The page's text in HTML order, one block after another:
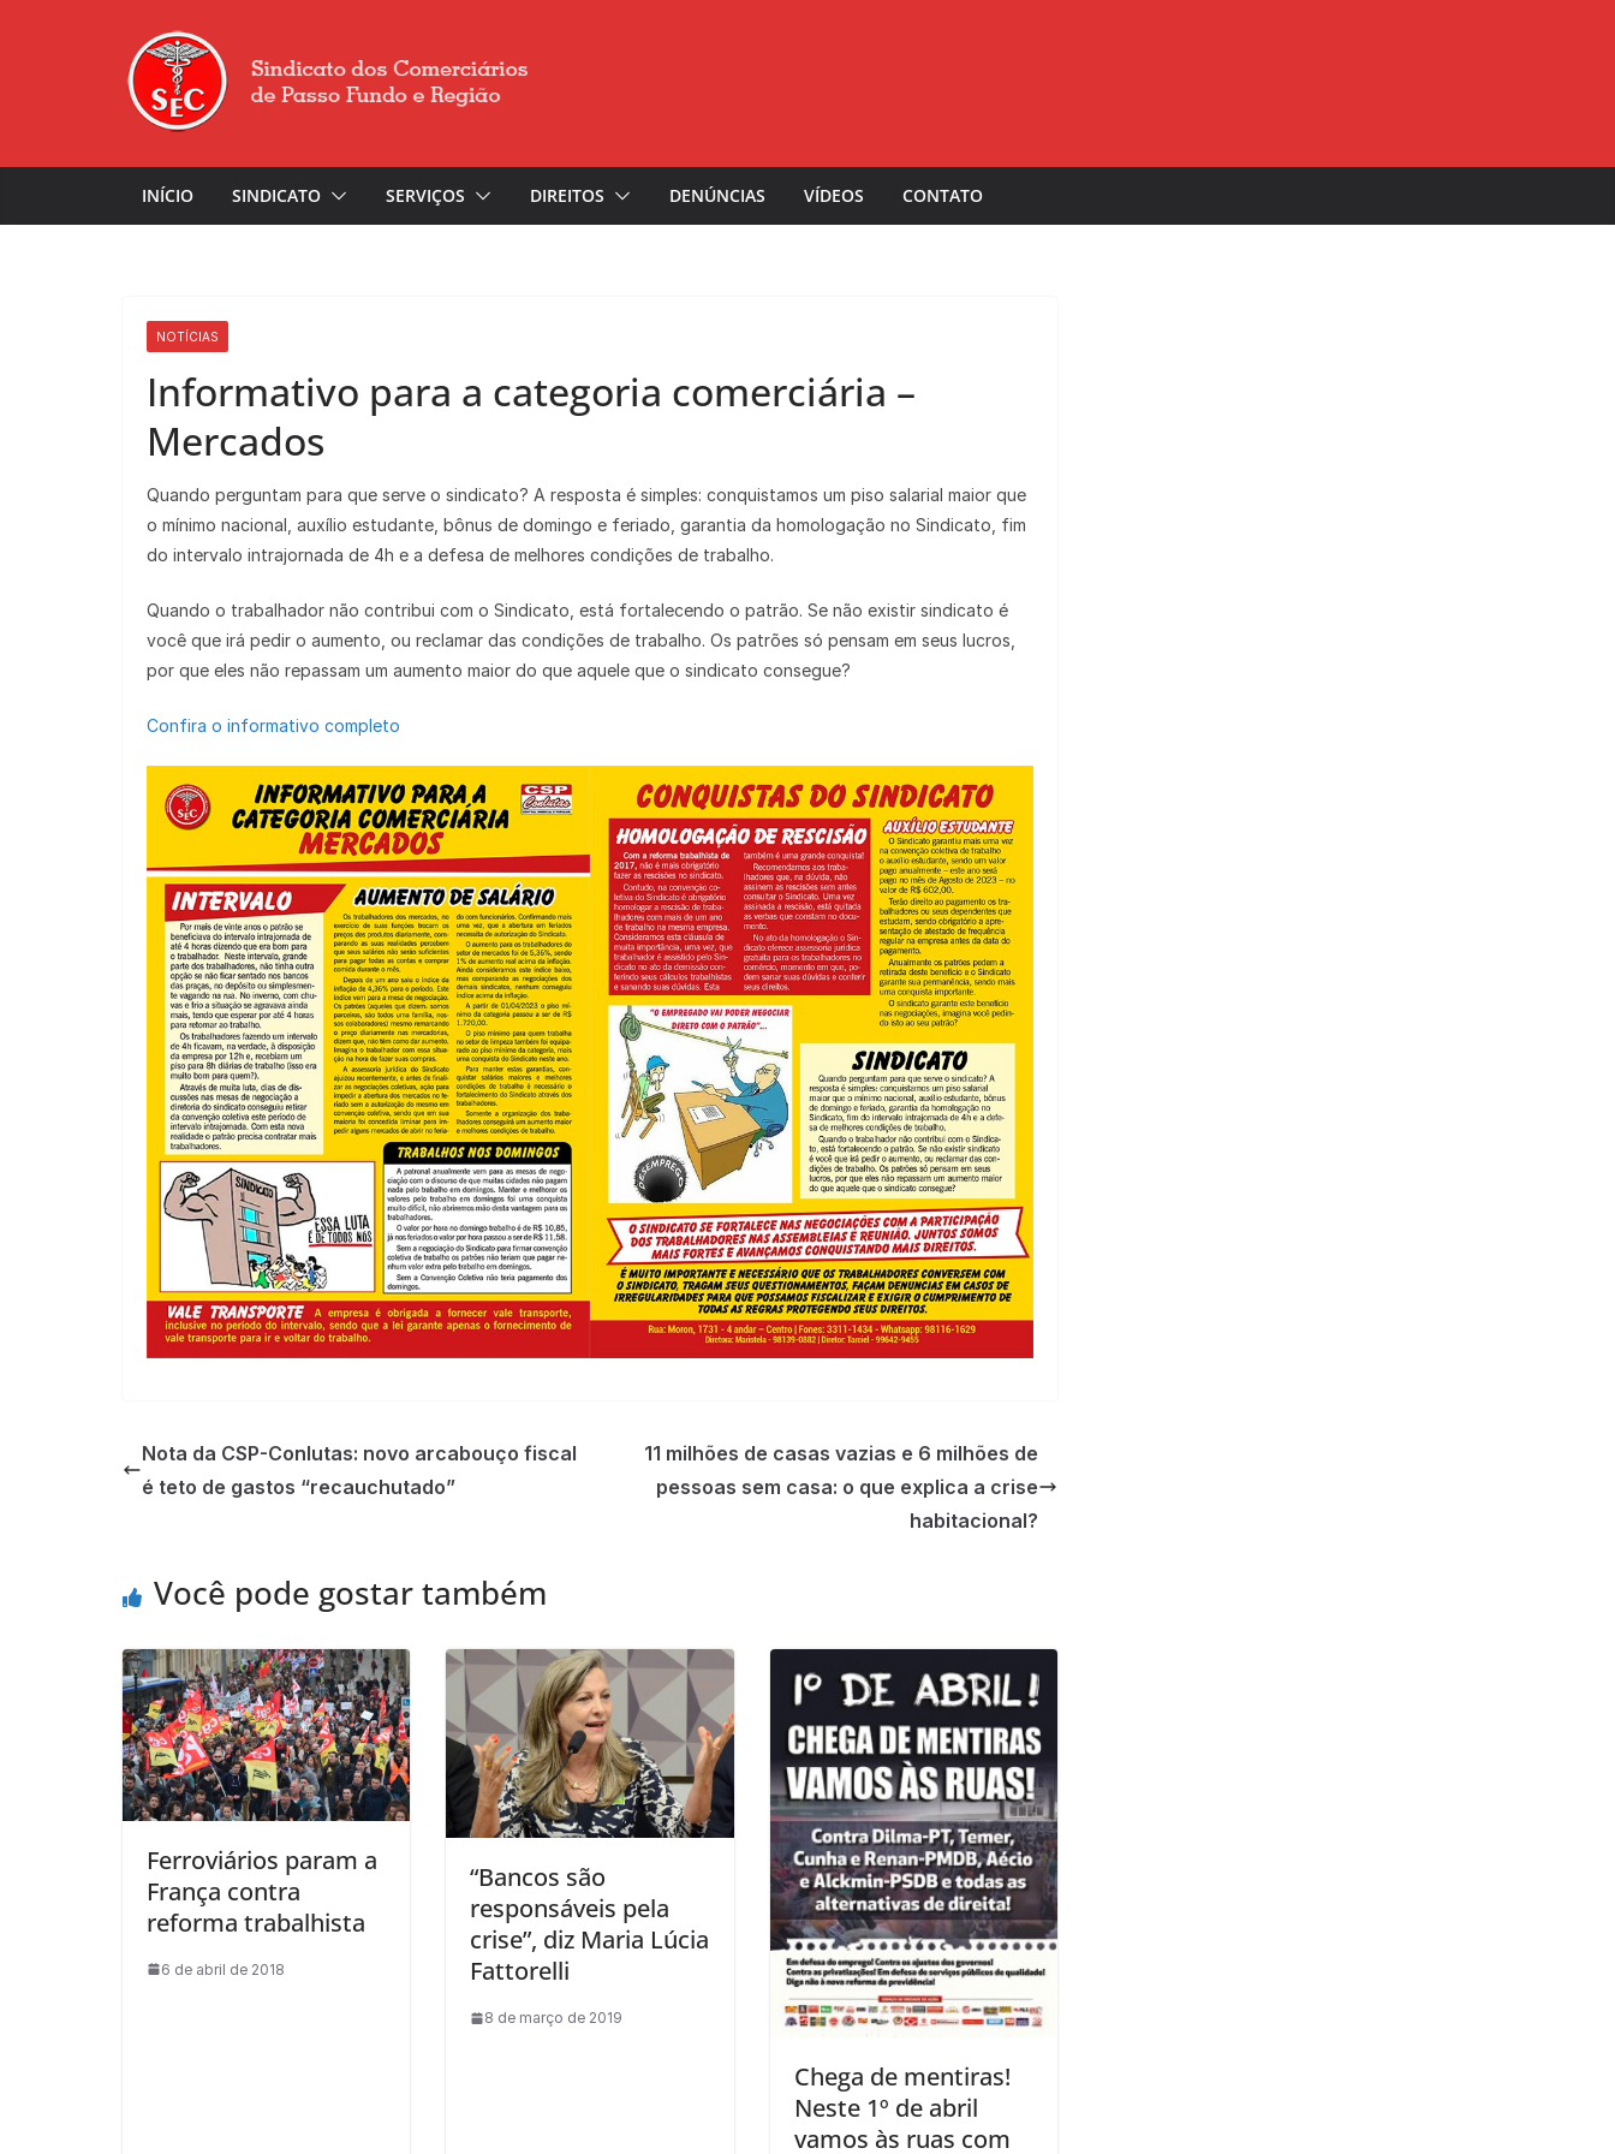
INÍCIO SINDICATO SERVIÇOS DIREITOS DENÚNCIAS VÍDEOS CONTATO
NOTÍCIAS
Informativo para a categoria comerciária –
Mercados
Quando perguntam para que serve o sindicato? A resposta é simples: conquistamos um piso salarial maior que
o mínimo nacional, auxílio estudante, bônus de domingo e feriado, garantia da homologação no Sindicato, fim
do intervalo intrajornada de 4h e a defesa de melhores condições de trabalho.
Quando o trabalhador não contribui com o Sindicato, está fortalecendo o patrão. Se não existir sindicato é
você que irá pedir o aumento, ou reclamar das condições de trabalho. Os patrões só pensam em seus lucros,
por que eles não repassam um aumento maior do que aquele que o sindicato consegue?
Confira o informativo completo
Nota da CSP-Conlutas: novo arcabouço fiscal
é teto de gastos “recauchutado”
11 milhões de casas vazias e 6 milhões de
pessoas sem casa: o que explica a crise
habitacional?
Você pode gostar também
Ferroviários param a
França contra
reforma trabalhista
6 de abril de 2018
“Bancos são
responsáveis pela
crise”, diz Maria Lúcia
Fattorelli
8 de março de 2019
Chega de mentiras!
Neste 1º de abril
vamos às ruas com